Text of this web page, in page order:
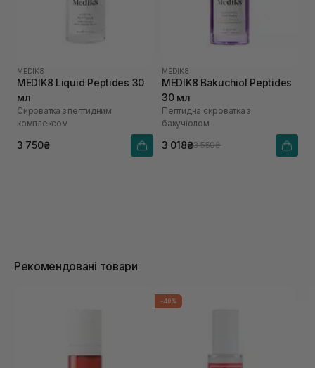
MEDIK8
MEDIK8 Liquid Peptides 30
мл
Сироватка з пептидним
комплексом
3 750₴
MEDIK8
MEDIK8 Bakuchiol Peptides
30 мл
Пептидна сироватка з
бакучіолом
3 018₴3 550₴
Рекомендовані товари
-40%